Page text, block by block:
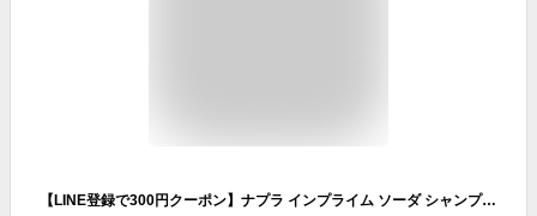
【LINE登録で300円クーポン】ナプラ インプライム ソーダ シャンプー 200g|napla imprime 炭酸シャンプー 天然メントール配合 頭皮ケア スキャルプ スカルプ ケア シャンプー フケ かゆみ 臭い スッキリ 皮脂 毛穴 クリア 冷 クール ヒンヤリ 爽快 フォーム